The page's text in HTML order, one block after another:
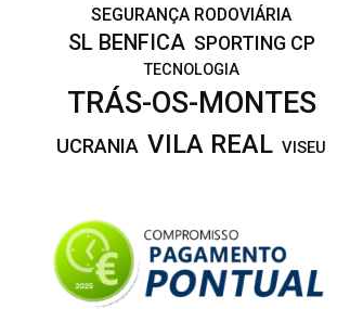
SEGURANÇA RODOVIÁRIA
SL BENFICA SPORTING CP
TECNOLOGIA
TRÁS-OS-MONTES
UCRANIA VILA REAL VISEU